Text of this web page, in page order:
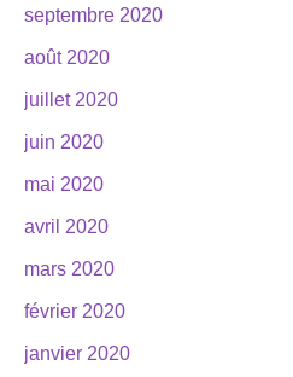
septembre 2020
août 2020
juillet 2020
juin 2020
mai 2020
avril 2020
mars 2020
février 2020
janvier 2020